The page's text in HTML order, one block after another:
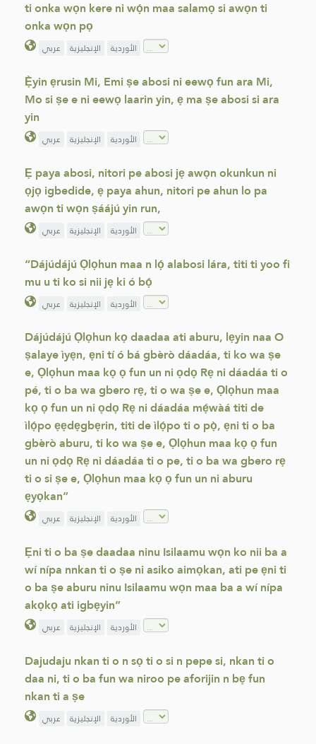
ti onka wọn kere ni wọ́n maa salamọ si awọn ti
onka wọn pọ
عربي الإنجليزية الأوردية
Ẹ̀yin ẹrusin Mi, Emi ṣe abosi ni eewọ fun ara Mi,
Mo si ṣe e ni eewọ laarin yin, ẹ ma ṣe abosi si ara
yin
عربي الإنجليزية الأوردية
Ẹ paya abosi, nitori pe abosi jẹ awọn okunkun ni
ọjọ igbedide, ẹ paya ahun, nitori pe ahun lo pa
awọn ti wọn ṣáájú yin run,
عربي الإنجليزية الأوردية
“Dájúdájú Ọlọhun maa n lọ́ alabosi lára, titi ti yoo fi
mu u ti ko si nii jẹ ki ó bọ́
عربي الإنجليزية الأوردية
Dájúdájú Ọlọhun kọ daadaa ati aburu, lẹyin naa O
ṣalaye ìyẹn, ẹni tí ó bá gbèrò dáadáa, ti ko wa ṣe
e, Ọlọhun maa kọ ọ fun un ni ọdọ Rẹ ni dáadáa ti o
pé, ti o ba wa gbero rẹ, ti o wa ṣe e, Ọlọhun maa
kọ ọ fun un ni ọdọ Rẹ ni dáadáa mẹ́wàá titi de
ìlọ́po ẹẹdẹgbẹrin, titi de ìlọ́po ti o pọ̀, ẹni ti o ba
gbèrò aburu, ti ko wa ṣe e, Ọlọhun maa kọ ọ fun
un ni ọdọ Rẹ ni dáadáa ti o pe, ti o ba wa gbero rẹ
ti o si ṣe e, Ọlọhun maa kọ ọ fun un ni aburu
ẹyọkan”
عربي الإنجليزية الأوردية
Ẹni ti o ba ṣe daadaa ninu Isilaamu wọn ko nii ba a
wí nípa nnkan ti o ṣe ni asiko aimọkan, ati pe ẹni ti
o ba ṣe aburu ninu Isilaamu wọn maa ba a wí nípa
akọkọ ati igbẹyin”
عربي الإنجليزية الأوردية
Dajudaju nkan ti o n sọ ti o si n pepe si, nkan ti o
daa ni, ti o ba fun wa niroo pe aforijin n bẹ fun
nkan ti a ṣe
عربي الإنجليزية الأوردية